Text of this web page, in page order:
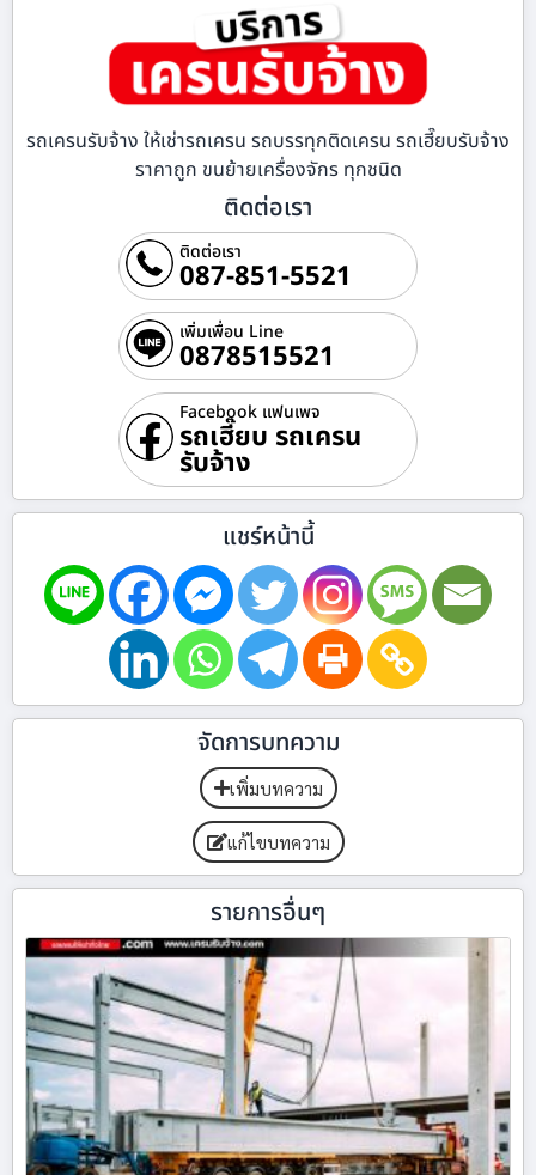
รถเครนรับจ้าง ให้เช่ารถเครน รถบรรทุกติดเครน รถเฮี๊ยบรับจ้าง
ราคาถูก ขนย้ายเครื่องจักร ทุกชนิด
ติดต่อเรา
ติดต่อเรา
087-851-5521
เพิ่มเพื่อน Line
0878515521
Facebook แฟนเพจ
รถเฮี๊ยบ รถเครน
รับจ้าง
แชร์หน้านี้
จัดการบทความ
เพิ่มบทความ
แก้ไขบทความ
รายการอื่นๆ